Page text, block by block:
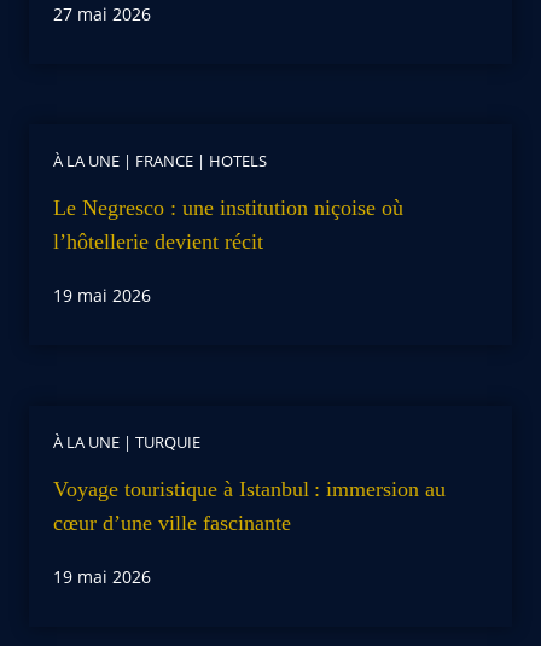
27 mai 2026
À LA UNE | FRANCE | HOTELS
Le Negresco : une institution niçoise où
l’hôtellerie devient récit
19 mai 2026
À LA UNE | TURQUIE
Voyage touristique à Istanbul : immersion au
cœur d’une ville fascinante
19 mai 2026